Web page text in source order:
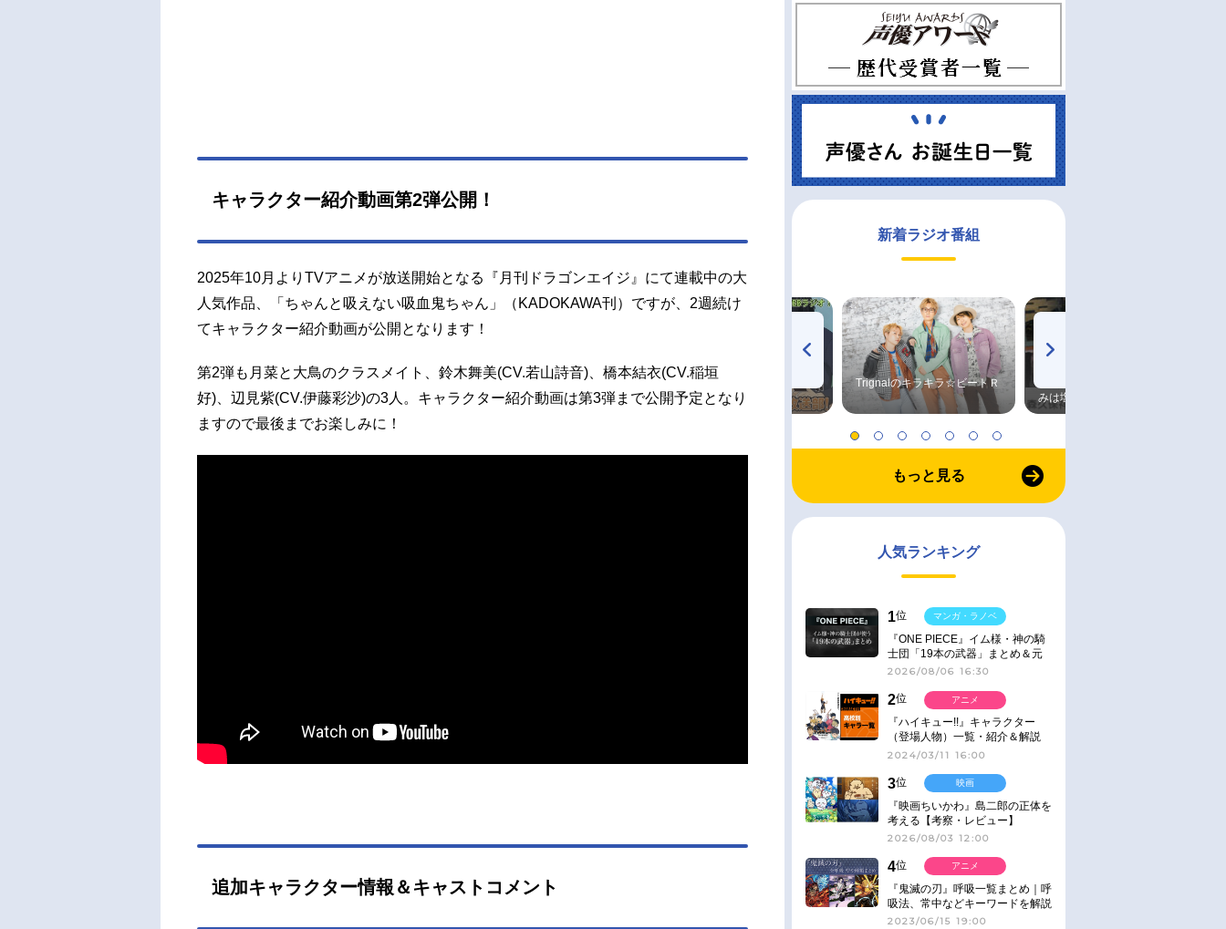
楊沢辰美術設定：長田泰治郎色彩設計：岩井田洋3DC
G監督：濱村敏郎撮影監督：小池里恵子編集：丸山流美
音響制作：スタジ...
キャラクター紹介動画第2弾公開！
2025年10月よりTVアニメが放送開始となる『月刊ドラゴンエイジ』にて連載中の大
人気作品、「ちゃんと吸えない吸血鬼ちゃん」（KADOKAWA刊）ですが、2週続け
てキャラクター紹介動画が公開となります！
第2弾も月菜と大鳥のクラスメイト、鈴木舞美(CV.若山詩音)、橋本結衣(CV.稲垣
好)、辺見紫(CV.伊藤彩沙)の3人。キャラクター紹介動画は第3弾まで公開予定となり
ますので最後までお楽しみに！
追加キャラクター情報＆キャストコメント
新着ラジオ番組
TVアニメ『戦隊大失格』
radio 大直会 2nd season
ハイキュー!! 烏野高校放送部! Trignalのキラキラ☆ビートＲ
みは塩だけ
もっと見る
人気ランキング
1位
『ONE PIECE』イム様・神の騎
士団「19本の武器」まとめ＆元
ネタ
2026/08/06 16:30
マンガ・ラノベ
2位
『ハイキュー!!』キャラクター
（登場人物）一覧・紹介＆解説
2024/03/11 16:00
アニメ
3位
『映画ちいかわ』島二郎の正体を
考える【考察・レビュー】
2026/08/03 12:00
映画
4位
『鬼滅の刃』呼吸一覧まとめ｜呼
吸法、常中などキーワードを解説
2023/06/15 19:00
アニメ